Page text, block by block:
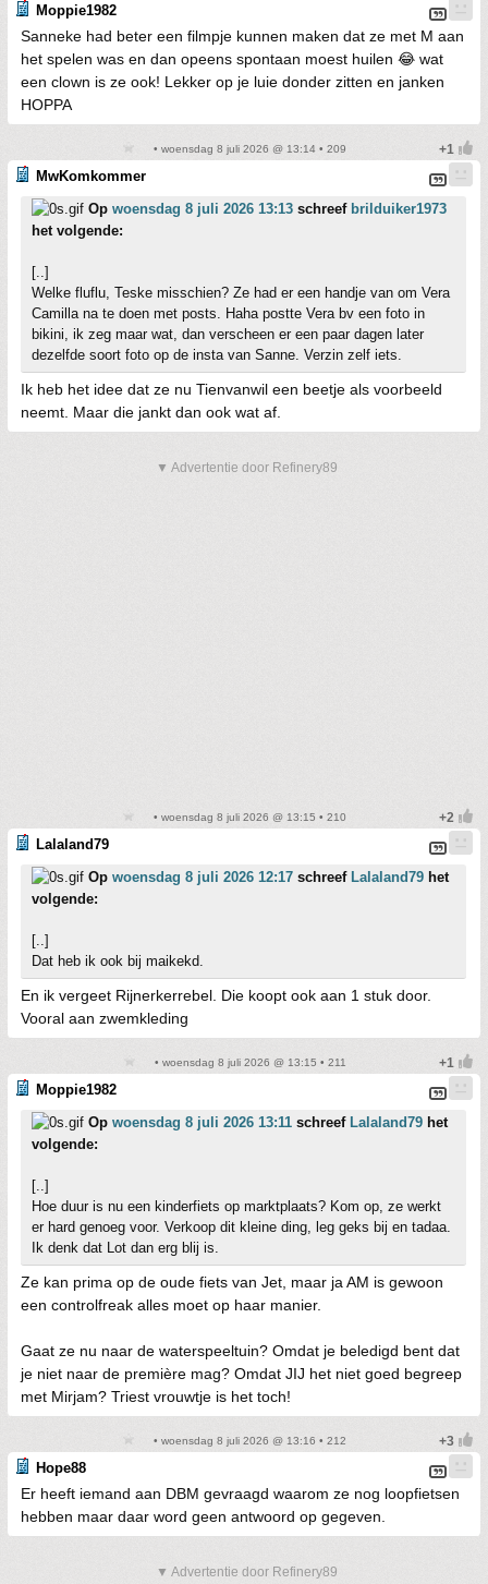
Moppie1982
Sanneke had beter een filmpje kunnen maken dat ze met M aan
het spelen was en dan opeens spontaan moest huilen 😂 wat
een clown is ze ook! Lekker op je luie donder zitten en janken
HOPPA
• woensdag 8 juli 2026 @ 13:14 • 209
MwKomkommer
Op woensdag 8 juli 2026 13:13 schreef brilduiker1973
het volgende:
[..]
Welke fluflu, Teske misschien? Ze had er een handje van om Vera
Camilla na te doen met posts. Haha postte Vera bv een foto in
bikini, ik zeg maar wat, dan verscheen er een paar dagen later
dezelfde soort foto op de insta van Sanne. Verzin zelf iets.
Ik heb het idee dat ze nu Tienvanwil een beetje als voorbeeld
neemt. Maar die jankt dan ook wat af.
▼ Advertentie door Refinery89
• woensdag 8 juli 2026 @ 13:15 • 210
Lalaland79
Op woensdag 8 juli 2026 12:17 schreef Lalaland79 het
volgende:
[..]
Dat heb ik ook bij maikekd.
En ik vergeet Rijnerkerrebel. Die koopt ook aan 1 stuk door.
Vooral aan zwemkleding
• woensdag 8 juli 2026 @ 13:15 • 211
Moppie1982
Op woensdag 8 juli 2026 13:11 schreef Lalaland79 het
volgende:
[..]
Hoe duur is nu een kinderfiets op marktplaats? Kom op, ze werkt
er hard genoeg voor. Verkoop dit kleine ding, leg geks bij en tadaa.
Ik denk dat Lot dan erg blij is.
Ze kan prima op de oude fiets van Jet, maar ja AM is gewoon
een controlfreak alles moet op haar manier.
Gaat ze nu naar de waterspeeltuin? Omdat je beledigd bent dat
je niet naar de première mag? Omdat JIJ het niet goed begreep
met Mirjam? Triest vrouwtje is het toch!
• woensdag 8 juli 2026 @ 13:16 • 212
Hope88
Er heeft iemand aan DBM gevraagd waarom ze nog loopfietsen
hebben maar daar word geen antwoord op gegeven.
▼ Advertentie door Refinery89